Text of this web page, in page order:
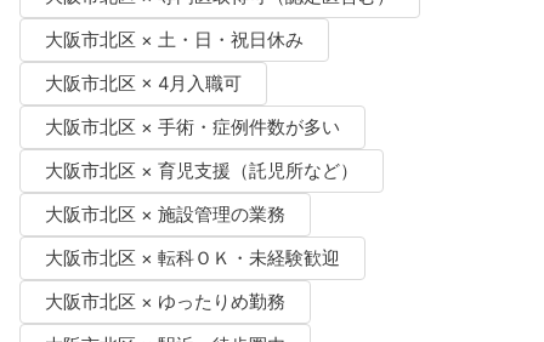
大阪市北区 × 土・日・祝日休み
大阪市北区 × 4月入職可
大阪市北区 × 手術・症例件数が多い
大阪市北区 × 育児支援（託児所など）
大阪市北区 × 施設管理の業務
大阪市北区 × 転科ＯＫ・未経験歓迎
大阪市北区 × ゆったりめ勤務